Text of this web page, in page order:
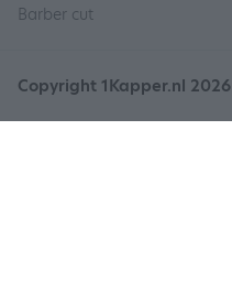
Barber cut
Copyright 1Kapper.nl 2026